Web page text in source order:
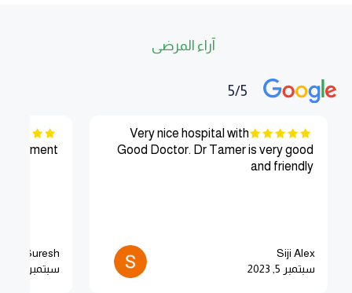
آراء المرضى
5/5
Very nice hospital with
Good Doctor. Dr Tamer is very good
and friendly
Siji Alex
سبتمبر 5, 2023
Suresh
سبتمبر 5, 2023